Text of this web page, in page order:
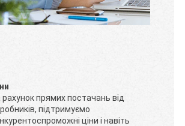
рахунок прямих постачань від
підтримуємо
ціни і навіть